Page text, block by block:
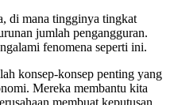
di mana tingginya tingkat
jumlah pengangguran.
fenomena seperti ini.
konsep-konsep penting yang
Mereka membantu kita